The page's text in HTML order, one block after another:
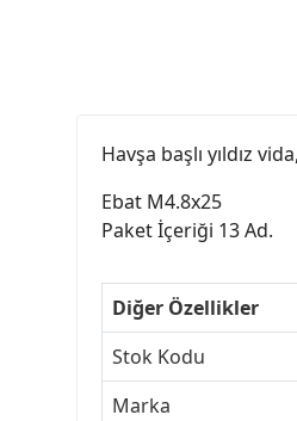
Havşa başlı yıldız
Ebat M4.8x25
Paket İçeriği 13 Ad.
Diğer Özellikler
Stok Kodu
Marka